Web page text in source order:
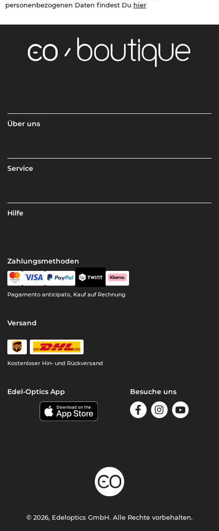
personenbezogenen Daten findest Du hier
Über uns
Service
Hilfe
Zahlungsmethoden
Pagamento anticipato, Kauf auf Rechnung
Versand
Kostenloser Hin- und Rückversand
Edel-Optics App Besuche uns
© 2026, Edeloptics GmbH. Alle Rechte vorbehalten.